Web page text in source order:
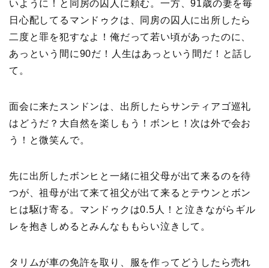
いように！と同房の囚人に頼む。一方、91歳の妻を毎
日心配してるマンドゥクは、同房の囚人に出所したら
二度と罪を犯すなよ！俺だって若い頃があったのに、
あっという間に90だ！人生はあっという間だ！と話し
て。
面会に来たスンドンは、出所したらサンティアゴ巡礼
はどうだ？大自然を楽しもう！ボンヒ！次は外で会お
う！と微笑んで。
先に出所したボンヒと一緒に祖父母が出て来るのを待
つが、祖母が出て来て祖父が出て来るとテウンとボン
ヒは駆け寄る。マンドゥクは0.5人！と泣きながらギル
レを抱きしめるとみんなももらい泣きして。
タリムが車の免許を取り、服を作ってどうしたら売れ